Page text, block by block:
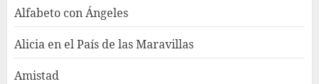
Alfabeto con Ángeles
Alicia en el País de las Maravillas
Amistad